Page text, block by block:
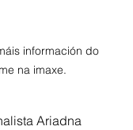
información do
na imaxe.
Ariadna